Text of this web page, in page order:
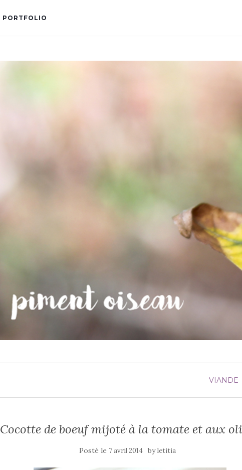
PORTFOLIO
VIANDE
Cocotte de boeuf mijoté à la tomate et aux
Posté le 7 avril 2014 byletitia